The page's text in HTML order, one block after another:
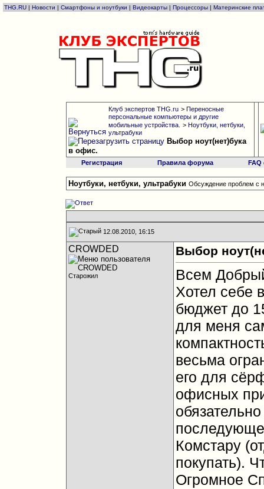
THG.RU | Новости | Смартфоны и ноутбуки | Видеокарты | Процессоры | Материнские
Клуб экспертов THG.ru > Переносные
персональные компьютеры и другие
мобильные устройства. > Ноутбуки, нетбуки,
ультрабуки
Выбор ноут(нет)бука
в офис.
Регистрация Правила форума
Ноутбуки, нетбуки, ультрабуки Обсуждение проблем с
12.08.2010, 16:15
CROWDED
Старожил
Выбор
Всем
Хотел себе
бюджет до
для меня
весьма
его для
офисных
Комстару
покупать).
Огромное